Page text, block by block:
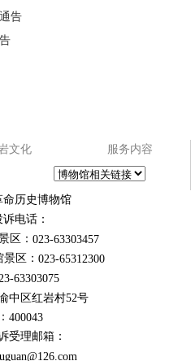
告
文化 服务内容
命历史博物馆
电话：
区： 023-63303457
区： 023-65312300
63303075
中区红岩村52号
400043
受理邮箱：